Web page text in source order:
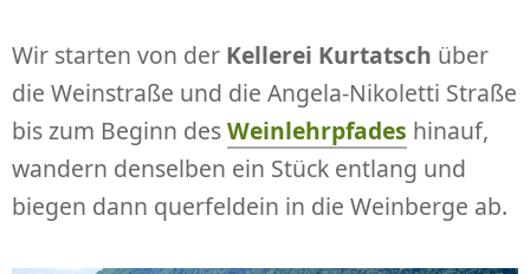
Wir starten von der Kellerei Kurtatsch über
die Weinstraße und die Angela-Nikoletti Straße
bis zum Beginn desWeinlehrpfades hinauf,
wandern denselben ein Stück entlang und
biegen dann querfeldein in die Weinberge ab.